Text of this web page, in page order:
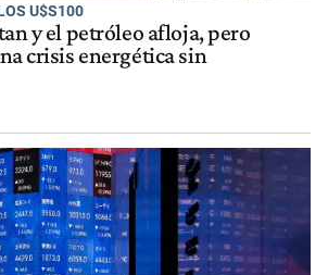
U$S100
y el petróleo afloja, pero
crisis energética sin